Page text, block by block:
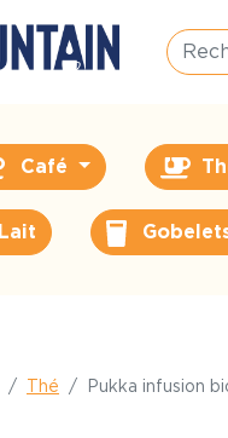
Café
Lait
Thé Pukka infusion